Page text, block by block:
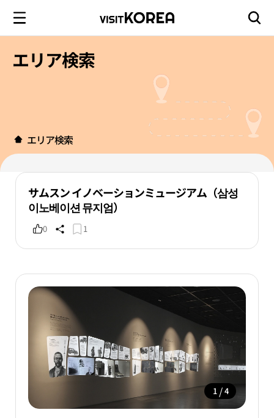
エリア検索
エリア検索
サムスン イノベーションミュージアム（삼성
이노베이션 뮤지엄）
0 1
1 / 4